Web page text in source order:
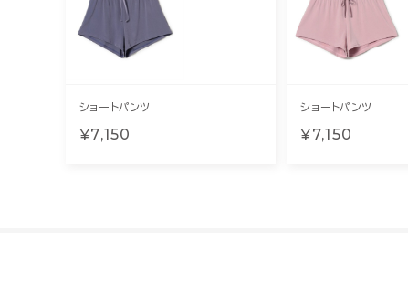
ショートパンツ
¥7,150
ショートパンツ
¥7,150